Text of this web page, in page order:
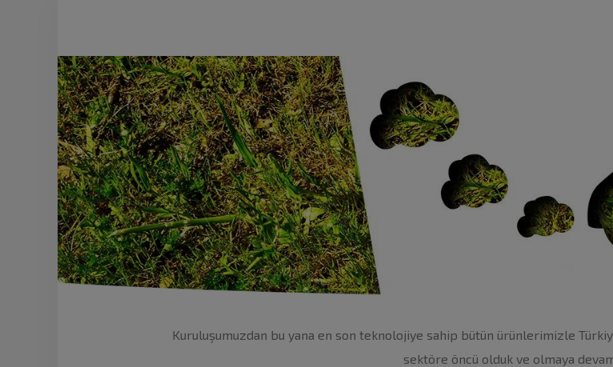
Kuruluşumuzdan bu yana en son teknolojiye sahip bütün ürünlerimizle
sektöre öncü olduk ve olmaya